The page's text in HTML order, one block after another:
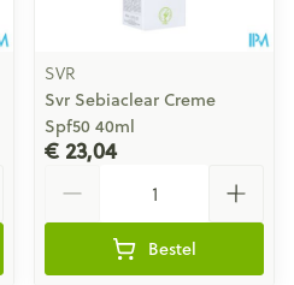
SVR
Svr Sebiaclear Creme
Spf50 40ml
€ 23,04
Bestel